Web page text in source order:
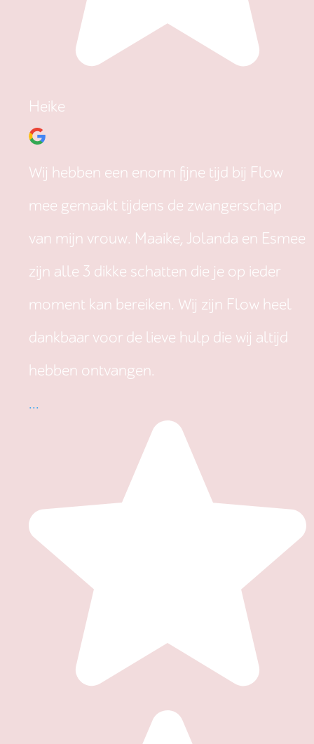
Heike
Wij hebben een enorm fijne tijd bij Flow
mee gemaakt tijdens de zwangerschap
van mijn vrouw. Maaike, Jolanda en Esmee
zijn alle 3 dikke schatten die je op ieder
moment kan bereiken. Wij zijn Flow heel
dankbaar voor de lieve hulp die wij altijd
hebben ontvangen.
...